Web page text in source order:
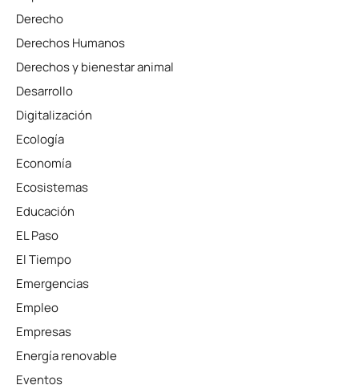
Derecho
Derechos Humanos
Derechos y bienestar animal
Desarrollo
Digitalización
Ecología
Economía
Ecosistemas
Educación
EL Paso
El Tiempo
Emergencias
Empleo
Empresas
Energía renovable
Eventos